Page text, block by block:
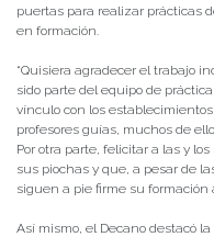
puertas para realizar prácticas
en formación.
“Quisiera agradecer el trabajo
sido parte del equipo de
vínculo con los
profesores guías, muchos de
Por otra parte, felicitar a las y
sus piochas y que, a pesar de
siguen a pie firme su formación
Así mismo, el Decano destacó